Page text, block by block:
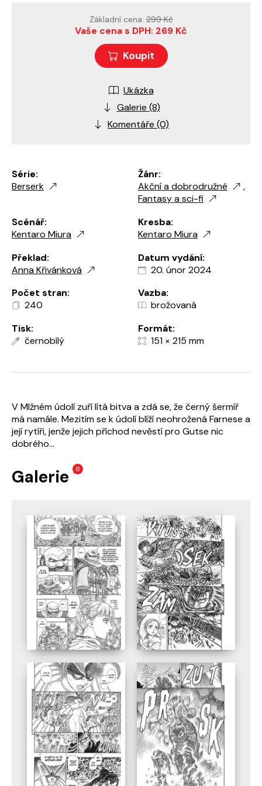
Série:
Berserk
Žánr:
Akční a dobrodružné
,
Fantasy a sci-fi
Scénář:
Kentaro Miura
Kresba:
Kentaro Miura
Překlad:
Anna Křivánková
Datum vydání:
20. únor 2024
Počet stran:
240
Vazba:
brožovaná
Tisk:
černobílý
Formát:
151 × 215 mm
Základní cena:299 Kč
Vaše cena s DPH: 269 Kč
Koupit
Ukázka
Galerie (8)
Komentáře (0)
V Mlžném údolí zuří lítá bitva a zdá se, že černý šermíř
má namále. Mezitím se k údolí blíží neohrožená Farnese a
její rytíři, jenže jejich příchod nevěstí pro Gutse nic
dobrého...
Galerie 8